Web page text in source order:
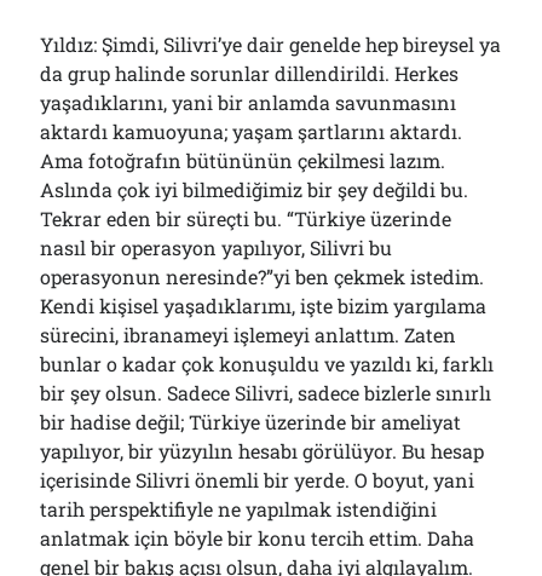
Yıldız: Şimdi, Silivri’ye dair genelde hep bireysel ya
da grup halinde sorunlar dillendirildi. Herkes
yaşadıklarını, yani bir anlamda savunmasını
aktardı kamuoyuna; yaşam şartlarını aktardı.
Ama fotoğrafın bütününün çekilmesi lazım.
Aslında çok iyi bilmediğimiz bir şey değildi bu.
Tekrar eden bir süreçti bu. “Türkiye üzerinde
nasıl bir operasyon yapılıyor, Silivri bu
operasyonun neresinde?”yi ben çekmek istedim.
Kendi kişisel yaşadıklarımı, işte bizim yargılama
sürecini, ibranameyi işlemeyi anlattım. Zaten
bunlar o kadar çok konuşuldu ve yazıldı ki, farklı
bir şey olsun. Sadece Silivri, sadece bizlerle sınırlı
bir hadise değil; Türkiye üzerinde bir ameliyat
yapılıyor, bir yüzyılın hesabı görülüyor. Bu hesap
içerisinde Silivri önemli bir yerde. O boyut, yani
tarih perspektifiyle ne yapılmak istendiğini
anlatmak için böyle bir konu tercih ettim. Daha
genel bir bakış açısı olsun, daha iyi algılayalım.